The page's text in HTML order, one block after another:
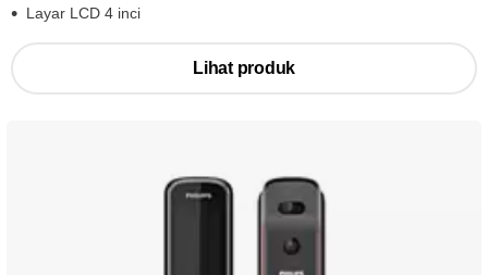
Layar LCD 4 inci
Lihat produk